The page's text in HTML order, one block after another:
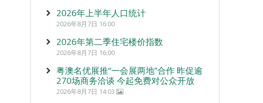
2026年上半年人口统计
2026年8月7日 16:00
2026年第二季住宅楼价指数
2026年8月7日 16:00
粤澳名优展推“一会展两地”合作 昨促逾
270场商务洽谈 今起免费对公众开放
2026年8月7日 14:03